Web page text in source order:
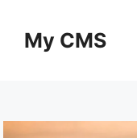
contentMy CMS